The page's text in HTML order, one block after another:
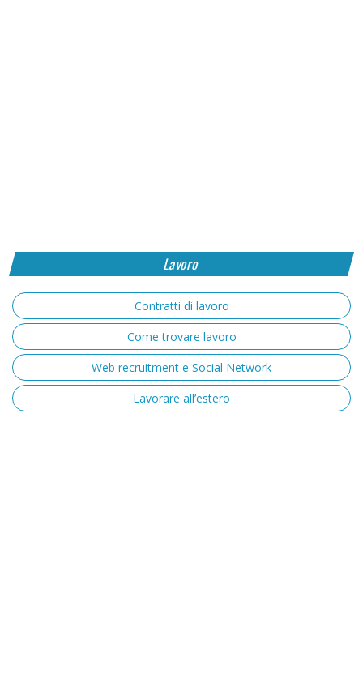
Lavoro
Contratti di lavoro
Come trovare lavoro
Web recruitment e Social Network
Lavorare all’estero